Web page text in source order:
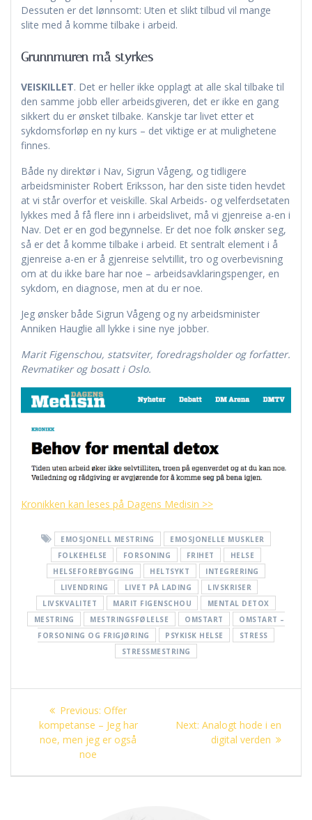
Dessuten er det lønnsomt: Uten et slikt tilbud vil mange
slite med å komme tilbake i arbeid.
Grunnmuren må styrkes
VEISKILLET. Det er heller ikke opplagt at alle skal tilbake til
den samme jobb eller arbeidsgiveren, det er ikke en gang
sikkert du er ønsket tilbake. Kanskje tar livet etter et
sykdomsforløp en ny kurs – det viktige er at mulighetene
finnes.
Både ny direktør i Nav, Sigrun Vågeng, og tidligere
arbeidsminister Robert Eriksson, har den siste tiden hevdet
at vi står overfor et veiskille. Skal Arbeids- og velferdsetaten
lykkes med å få flere inn i arbeidslivet, må vi gjenreise a-en i
Nav. Det er en god begynnelse. Er det noe folk ønsker seg,
så er det å komme tilbake i arbeid. Et sentralt element i å
gjenreise a-en er å gjenreise selvtillit, tro og overbevisning
om at du ikke bare har noe – arbeidsavklaringspenger, en
sykdom, en diagnose, men at du er noe.
Jeg ønsker både Sigrun Vågeng og ny arbeidsminister
Anniken Hauglie all lykke i sine nye jobber.
Marit Figenschou, statsviter, foredragsholder og forfatter.
Revmatiker og bosatt i Oslo.
Kronikken kan leses på Dagens Medisin >>
EMOSJONELL MESTRING
EMOSJONELLE MUSKLER
FOLKEHELSE
FORSONING FRIHET
HELSE
HELSEFOREBYGGING
HELTSYKT
INTEGRERING
LIVENDRING
LIVET PÅ LADING
LIVSKRISER
LIVSKVALITET
MARIT FIGENSCHOU
MENTAL DETOX
MESTRING
MESTRINGSFØLELSE OMSTART
OMSTART –
FORSONING OG FRIGJØRING
PSYKISK HELSE
STRESS
STRESSMESTRING
Innleggsnavigasjon
Previous: Previous
post:
Offer
kompetanse – Jeg har
noe, men jeg er også
noe
Next: Next
post:
Analogt hode i en
digital verden